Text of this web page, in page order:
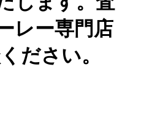
レー専門店
ださい。